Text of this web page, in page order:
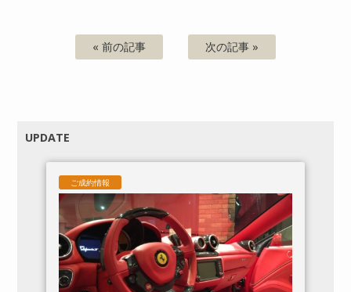
« 前の記事 次の記事 »
UPDATE
ご成約情報